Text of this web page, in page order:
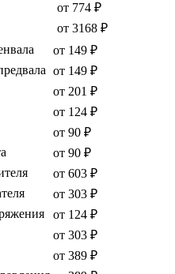
от 774 ₽
от 3168 ₽
от 149 ₽
от 149 ₽
от 201 ₽
от 124 ₽
от 90 ₽
от 90 ₽
от 603 ₽
от 303 ₽
от 124 ₽
от 303 ₽
от 389 ₽